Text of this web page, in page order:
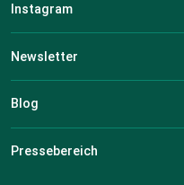
Instagram
Newsletter
Blog
Pressebereich